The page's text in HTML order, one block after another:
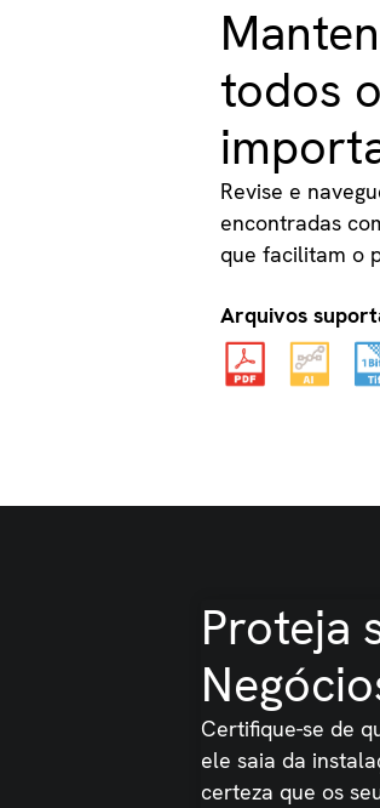
todos
Revise e
encontradas
que facilitam o
Arquivos
Proteja
Certifique-se de
ele saia da
certeza que os